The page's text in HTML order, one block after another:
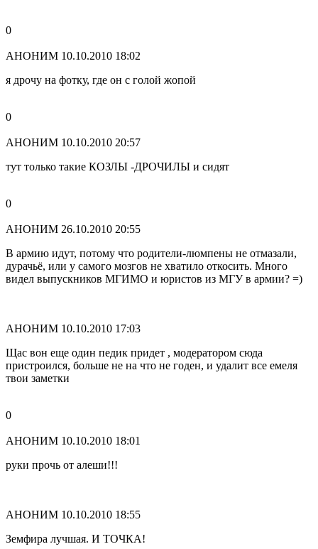
0
АНОНИМ 10.10.2010 18:02
я дрочу на фотку, где он с голой жопой
0
АНОНИМ 10.10.2010 20:57
тут только такие КОЗЛЫ -ДРОЧИЛЫ и сидят
0
АНОНИМ 26.10.2010 20:55
В армию идут, потому что родители-люмпены не отмазали,
дурачьё, или у самого мозгов не хватило откосить. Много
видел выпускников МГИМО и юристов из МГУ в армии? =)
АНОНИМ 10.10.2010 17:03
Щас вон еще один педик придет , модератором сюда
пристроился, больше не на что не годен, и удалит все емеля
твои заметки
0
АНОНИМ 10.10.2010 18:01
руки прочь от алеши!!!
АНОНИМ 10.10.2010 18:55
Земфира лучшая. И ТОЧКА!